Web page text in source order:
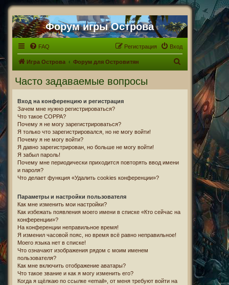
Форум игры Острова
FAQ Вход
Регистрация
Игра Острова Форум для Островитян
Часто задаваемые вопросы
Вход на конференцию и регистрация
Зачем мне нужно регистрироваться?
Что такое COPPA?
Почему я не могу зарегистрироваться?
Я только что зарегистрировался, но не могу войти!
Почему я не могу войти?
Я давно зарегистрирован, но больше не могу войти!
Я забыл пароль!
Почему мне периодически приходится повторять ввод имени
и пароля?
Что делает функция «Удалить cookies конференции»?
Параметры и настройки пользователя
Как мне изменить мои настройки?
Как избежать появления моего имени в списке «Кто сейчас на
конференции»?
На конференции неправильное время!
Я изменил часовой пояс, но время всё равно неправильное!
Моего языка нет в списке!
Что означают изображения рядом с моим именем
пользователя?
Как мне включить отображение аватары?
Что такое звание и как я могу изменить его?
Когда я щёлкаю по ссылке «email», от меня требуют войти на